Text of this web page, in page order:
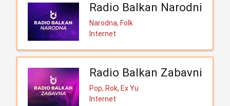
Radio Balkan Narodni
Narodna, Folk
Internet
Radio Balkan Zabavni
Pop, Rok, Ex Yu
Internet